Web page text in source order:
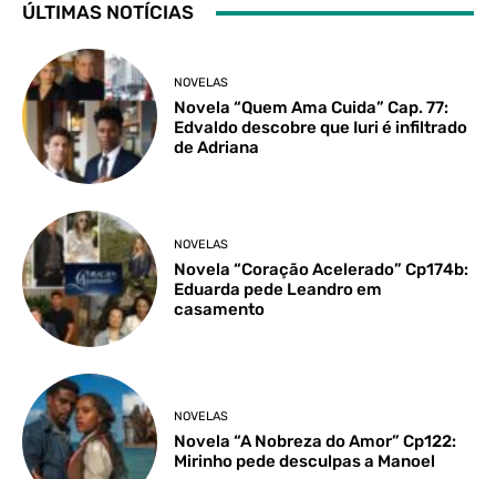
ÚLTIMAS NOTÍCIAS
NOVELAS
Novela “Quem Ama Cuida” Cap. 77:
Edvaldo descobre que Iuri é infiltrado
de Adriana
NOVELAS
Novela “Coração Acelerado” Cp174b:
Eduarda pede Leandro em
casamento
NOVELAS
Novela “A Nobreza do Amor” Cp122:
Mirinho pede desculpas a Manoel